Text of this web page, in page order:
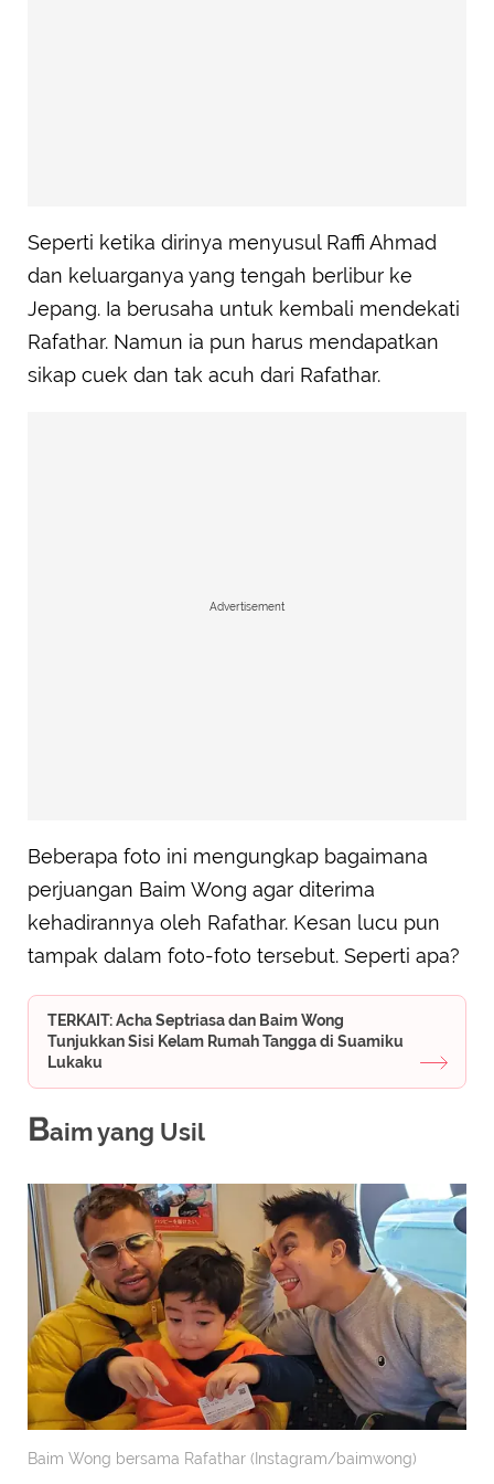
Seperti ketika dirinya menyusul Raffi Ahmad
dan keluarganya yang tengah berlibur ke
Jepang. Ia berusaha untuk kembali mendekati
Rafathar. Namun ia pun harus mendapatkan
sikap cuek dan tak acuh dari Rafathar.
Advertisement
Beberapa foto ini mengungkap bagaimana
perjuangan Baim Wong agar diterima
kehadirannya oleh Rafathar. Kesan lucu pun
tampak dalam foto-foto tersebut. Seperti apa?
TERKAIT: Acha Septriasa dan Baim Wong
Tunjukkan Sisi Kelam Rumah Tangga di Suamiku
Lukaku
Baim yang Usil
Baim Wong bersama Rafathar (Instagram/baimwong)